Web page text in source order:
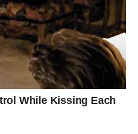
se dani puni pozitivnih
slavlje. Sve ono što je
pokreće i donosi mnogo
Ribe, kojima dolazi veliko